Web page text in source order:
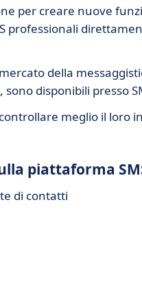
per creare nuove
professionali
della
disponibili presso
meglio il loro
piattaforma
di contatti